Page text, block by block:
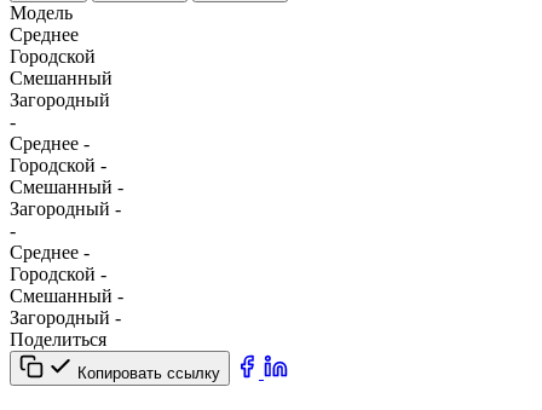
Модель
Среднее
Городской
Смешанный
Загородный
-
Среднее -
Городской -
Смешанный -
Загородный -
-
Среднее -
Городской -
Смешанный -
Загородный -
Поделиться
Копировать ссылку